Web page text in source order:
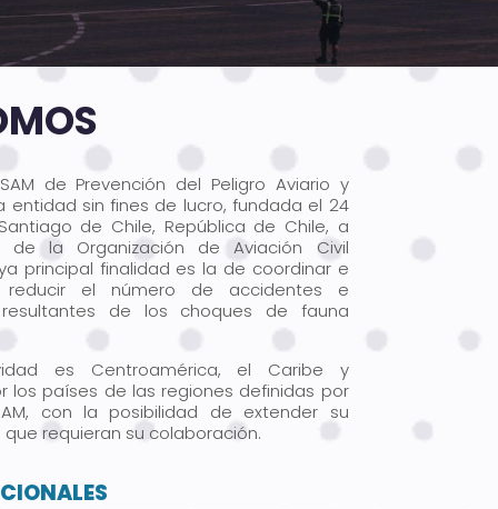
de Prevención del Peligro Aviario y
entidad sin fines de lucro, fundada el 24
de Chile, República de Chile, a
la Organización de Aviación Civil
principal finalidad es la de coordinar e
reducir el número de accidentes e
de los choques de fauna
es Centroamérica, el Caribe y
los países de las regiones definidas por
con la posibilidad de extender su
requieran su colaboración.